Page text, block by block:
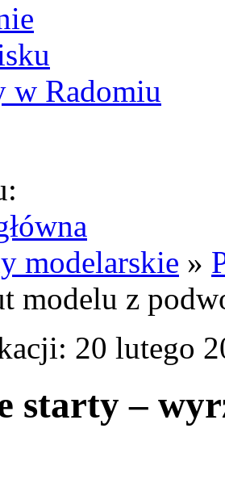
w Radomiu
modelarskie »
modelu z
20 lutego
starty –